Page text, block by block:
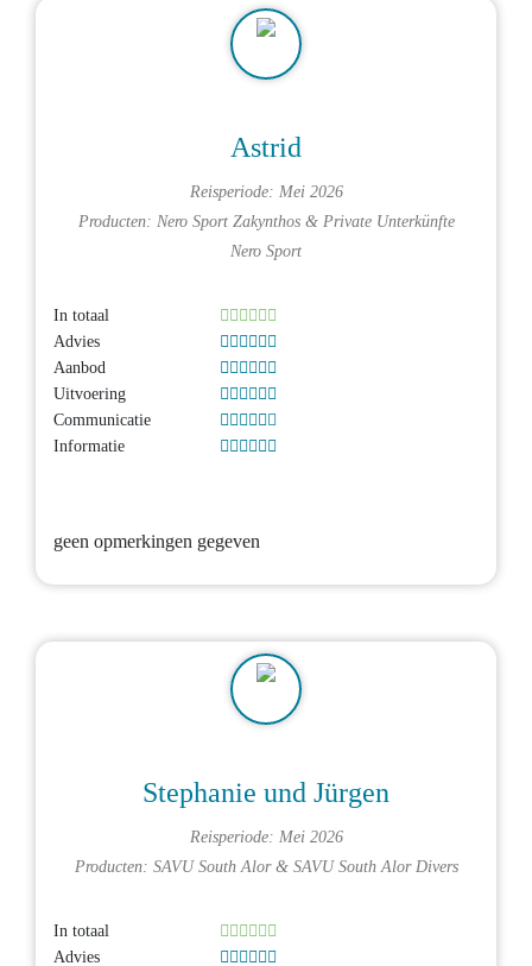
Astrid
Reisperiode: Mei 2026
Producten: Nero Sport Zakynthos& Private Unterkünfte
Nero Sport
In totaal
Advies
Aanbod
Uitvoering
Communicatie
Informatie
geen opmerkingen gegeven
Stephanie und Jürgen
Reisperiode: Mei 2026
Producten: SAVU South Alor& SAVU South Alor Divers
In totaal
Advies